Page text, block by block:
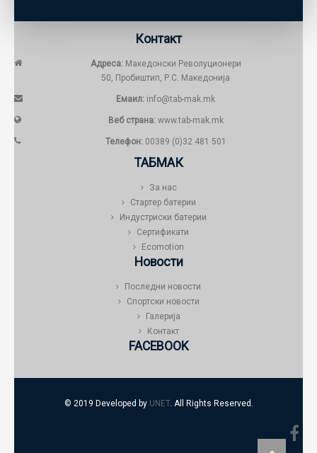
Контакт
Адреса:Македонски Револуционери
50, Пробиштип, Р.С. Македонија
Емаил: info@tab-mak.mk
Веб страна: www.tab-mak.mk
Телефон:00389 (0)32 481 501
ТАБМАК
За нас
Стартер батерии
Индустриски батерии
Сертификати
Ecomotion
Новости
Последни новости
Спортски новости
Галерија
Контакт
FACEBOOK
© 2019 Developed by UNET. All Rights Reserved.